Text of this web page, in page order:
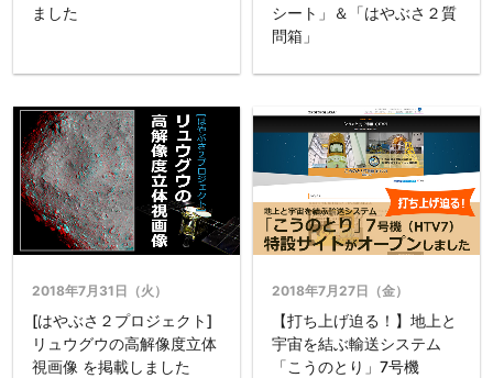
ました
シート」＆「はやぶさ２質
問箱」
2018年7月31日（火）
[はやぶさ２プロジェクト]
リュウグウの高解像度立体
視画像 を掲載しました
2018年7月27日（金）
【打ち上げ迫る！】地上と
宇宙を結ぶ輸送システム
「こうのとり」7号機